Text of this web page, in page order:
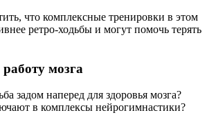
что комплексные тренировки в этом
ретро-ходьбы и могут помочь терять
мозга
задом наперед для здоровья мозга?
в комплексы нейрогимнастики?